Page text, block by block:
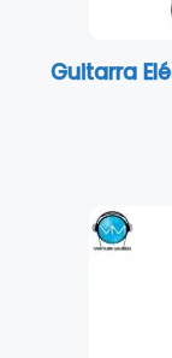
Guitarra